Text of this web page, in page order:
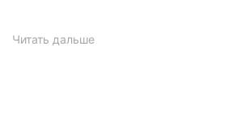
Читать дальше